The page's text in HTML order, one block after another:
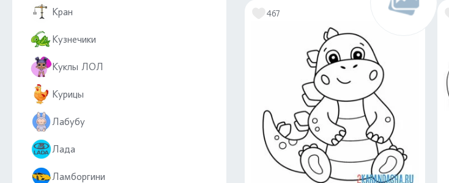
Кран
Кузнечики
Куклы ЛОЛ
Курицы
Лабубу
Лада
Ламборгини
467